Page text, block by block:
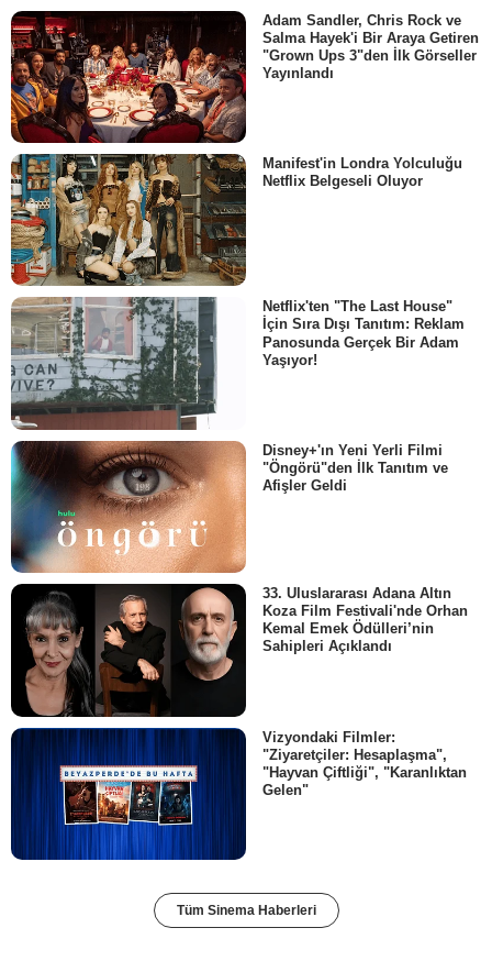
Adam Sandler, Chris Rock ve
Salma Hayek'i Bir Araya Getiren
"Grown Ups 3"den İlk Görseller
Yayınlandı
Manifest'in Londra Yolculuğu
Netflix Belgeseli Oluyor
Netflix'ten "The Last House"
İçin Sıra Dışı Tanıtım: Reklam
Panosunda Gerçek Bir Adam
Yaşıyor!
Disney+'ın Yeni Yerli Filmi
"Öngörü"den İlk Tanıtım ve
Afişler Geldi
33. Uluslararası Adana Altın
Koza Film Festivali'nde Orhan
Kemal Emek Ödülleri’nin
Sahipleri Açıklandı
Vizyondaki Filmler:
"Ziyaretçiler: Hesaplaşma",
"Hayvan Çiftliği", "Karanlıktan
Gelen"
Tüm Sinema Haberleri